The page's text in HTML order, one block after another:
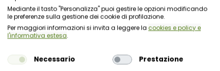
Vedi scheda del Comune di Avezzano sul sito del
COMPA.
Mediante il tasto "Personalizza" puoi gestire le opzioni modificando
le preferenze sulla gestione dei cookie di profilazione.
Per maggiori informazioni si invita a leggere la cookies e policy e
l'informativa estesa.
Necessario
Prestazione